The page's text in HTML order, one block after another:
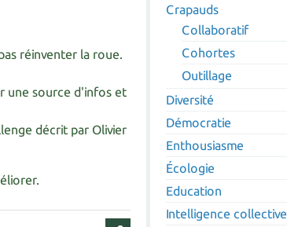
réinventer la roue.
une source d'infos et
décrit par Olivier
Crapauds
Collaboratif
Cohortes
Outillage
Diversité
Démocratie
Enthousiasme
Écologie
Education
Intelligence collective